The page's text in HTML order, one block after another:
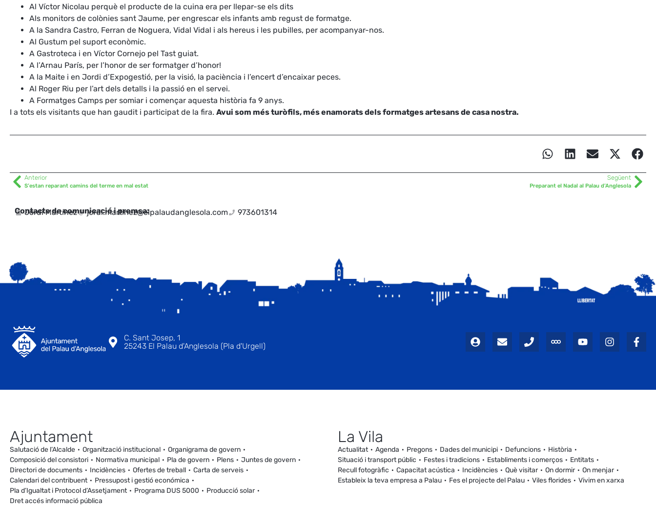
Al Víctor Nicolau perquè el producte de la cuina era per llepar-se els dits
Als monitors de colònies sant Jaume, per engrescar els infants amb regust de formatge.
A la Sandra Castro, Ferran de Noguera, Vidal Vidal i als hereus i les pubilles, per acompanyar-nos.
Al Gustum pel suport econòmic.
A Gastroteca i en Víctor Cornejo pel Tast guiat.
A l’Arnau París, per l’honor de ser formatger d’honor!
A la Maite i en Jordi d’Expogestió, per la visió, la paciència i l’encert d’encaixar peces.
Al Roger Riu per l’art dels detalls i la passió en el servei.
A Formatges Camps per somiar i començar aquesta història fa 9 anys.
I a tots els visitants que han gaudit i participat de la fira. Avui som més turòfils, més enamorats dels formatges artesans de casa nostra.
Anterior
S’estan reparant camins del terme en mal estat
Següent
Preparant el Nadal al Palau d’Anglesola
Contacte de comunicació i premsa:
Jordi Martínez jordi.martinez@elpalaudanglesola.com 973601314
C. Sant Josep, 1
25243 El Palau d'Anglesola (Pla d'Urgell)
Ajuntament
Salutació de l’Alcalde Organització institucional
Organigrama de govern
Composició del consistori
Normativa municipal Pla de govern Plens
Juntes de govern
Directori de documents
Incidències Ofertes de treball
Carta de serveis
Calendari del contribuent
Pressupost i gestió económica
Pla d’Igualtat i Protocol d’Assetjament
Programa DUS 5000
Producció solar
Dret accés informació pública
La Vila
Actualitat Agenda Pregons Dades del municipi Defuncions
Història
Situació i transport públic
Festes i tradicions Establiments i comerços
Entitats
Recull fotogràfic
Capacitat acústica Incidències Què visitar On dormir
On menjar
Estableix la teva empresa a Palau
Fes el projecte del Palau Viles florides Vivim en xarxa